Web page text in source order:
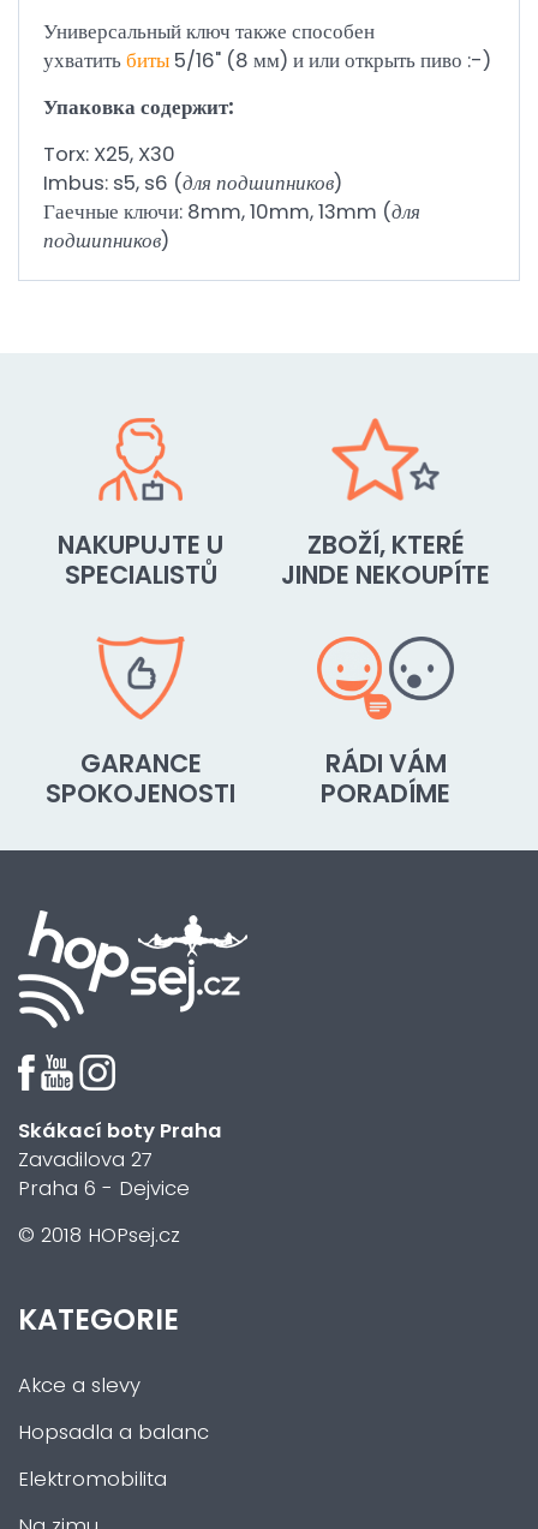
Универсальный ключ также способен
ухватитьбиты 5/16" (8 мм) и или открыть пиво :-)
Упаковка содержит:
Torx: X25, X30
Imbus: s5, s6 (для подшипников)
Гаечные ключи: 8mm, 10mm, 13mm (для
подшипников)
NAKUPUJTE U
SPECIALISTŮ
ZBOŽÍ, KTERÉ
JINDE NEKOUPÍTE
GARANCE
SPOKOJENOSTI
RÁDI VÁM
PORADÍME
Skákací boty Praha
Zavadilova 27
Praha 6 - Dejvice
© 2018 HOPsej.cz
KATEGORIE
Akce a slevy
Hopsadla a balanc
Elektromobilita